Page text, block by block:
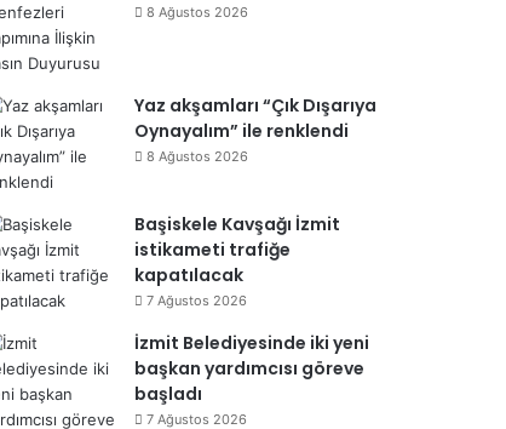
8 Ağustos 2026
Yaz akşamları “Çık Dışarıya
Oynayalım” ile renklendi
8 Ağustos 2026
Başiskele Kavşağı İzmit
istikameti trafiğe
kapatılacak
7 Ağustos 2026
İzmit Belediyesinde iki yeni
başkan yardımcısı göreve
başladı
7 Ağustos 2026